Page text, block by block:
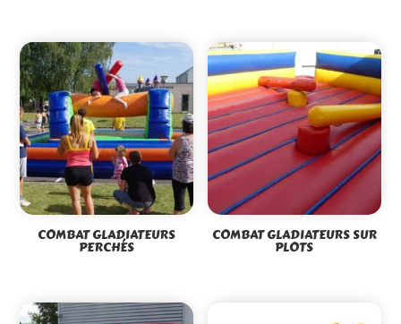
COMBAT GLADIATEURS
PERCHÉS
COMBAT GLADIATEURS SUR
PLOTS